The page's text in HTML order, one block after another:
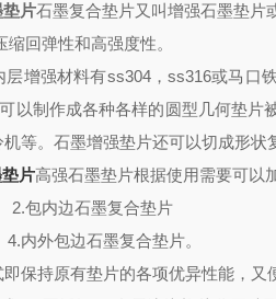
片石墨复合垫片又叫增强石墨垫片
回弹性和高强度性。
强材料有ss304，ss316或马口铁
以制作成各种各样的圆型几何垫片
等。石墨增强垫片还可以切成形
片高强石墨垫片根据使用需要可以
包内边石墨复合垫片
外包边石墨复合垫片。
持原有垫片的各项优异性能，又